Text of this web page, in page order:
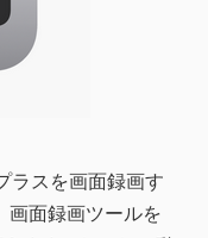
ラスを画面録画す
画面録画ツールを